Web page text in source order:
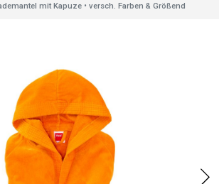
mit Kapuze • versch. Farben & Größend